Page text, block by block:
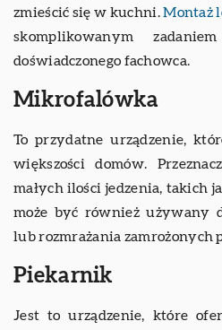
zmieścić się w kuchni.Montaż
skomplikowanym
doświadczonego fachowca.
Mikrofalówka
To przydatne urządzenie,
większości domów.
małych ilości jedzenia, takich
może być również używany
lub rozmrażania zamrożonych
Piekarnik
Jest to urządzenie, które